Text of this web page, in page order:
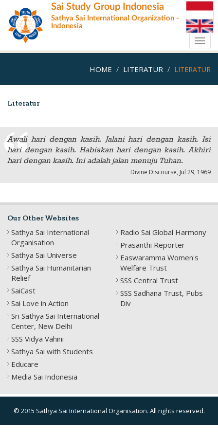
main
content
Sai Study Group Indonesia
Sathya Sai International Organization -
Indonesia
HOME LITERATUR LITERATUR
Literatur
Awali hari dengan kasih. Jalani hari dengan kasih. Isi
hari dengan kasih. Habiskan hari dengan kasih. Akhiri
hari dengan kasih. Ini adalah jalan menuju Tuhan.
Divine Discourse, Jul 29, 1969
Our Other Websites
Sathya Sai International
Organisation
Sathya Sai Universe
Sathya Sai Humanitarian
Relief
SaiCast
Sai Love in Action
Radio Sai Global Harmony
Prasanthi Reporter
Easwaramma Women's
Welfare Trust
SSS Central Trust
SSS Sadhana Trust, Pubs
Div
Sri Sathya Sai International
Center, New Delhi
SSS Vidya Vahini
Sathya Sai with Students
Educare
Media Sai Indonesia
© 2015 Sathya Sai International Organisation. All rights reserved.